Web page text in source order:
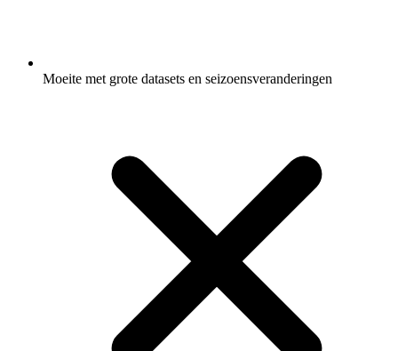
Moeite met grote datasets en seizoensveranderingen